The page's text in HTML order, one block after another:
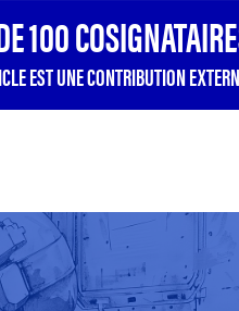
100
EST UNE CONTRIBUTION